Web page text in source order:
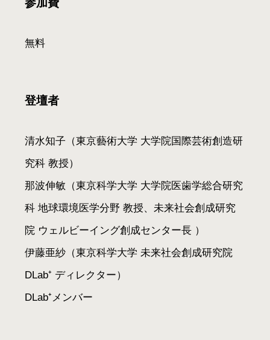
参加費
無料
登壇者
清水知子（東京藝術大学 大学院国際芸術創造研
究科 教授）
那波伸敏（東京科学大学 大学院医歯学総合研究
科 地球環境医学分野 教授、未来社会創成研究
院 ウェルビーイング創成センター長 ）
伊藤亜紗（東京科学大学 未来社会創成研究院
DLab⁺ ディレクター）
DLab⁺メンバー